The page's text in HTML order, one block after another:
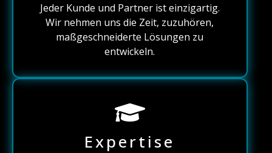
Jeder Kunde und Partner ist einzigartig.
Wir nehmen uns die Zeit, zuzuhören,
maßgeschneiderte Lösungen zu
entwickeln.
Expertise